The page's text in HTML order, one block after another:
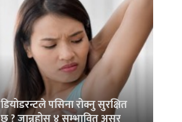
डियोडरन्टले पसिना रोक्नु सुरक्षित